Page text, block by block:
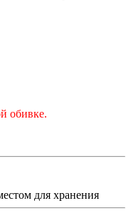
обивке.
для хранения